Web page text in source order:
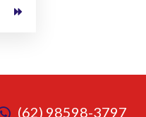
(62) 98598-3797